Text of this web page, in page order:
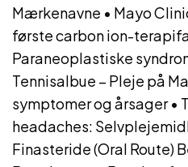
Mærkenavne • Mayo
første carbon ion-
Paraneoplastiske
Tennisalbue – Pleje på
symptomer og årsager•
headaches:
Finasteride (Oral Route)